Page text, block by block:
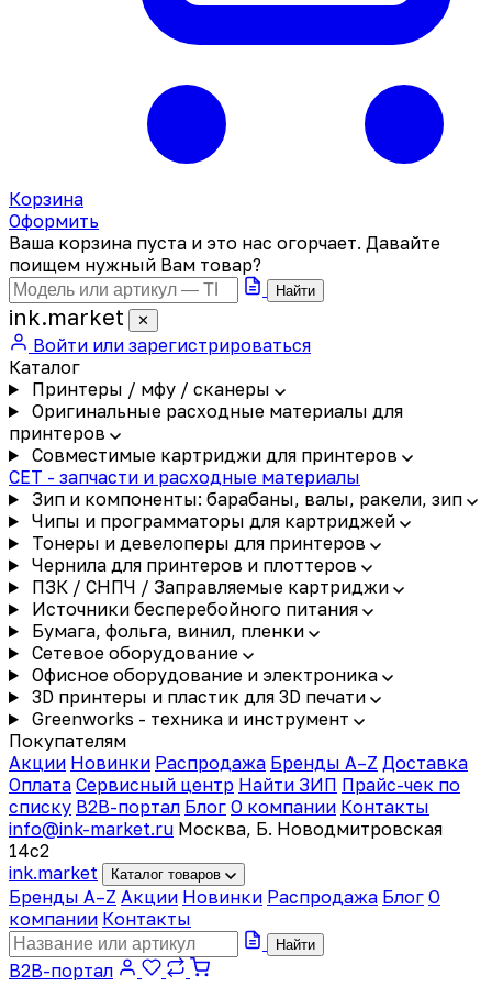
Корзина
Оформить
Ваша корзина пуста и это нас огорчает. Давайте
поищем нужный Вам товар?
Найти
ink.market ✕
Войти или зарегистрироваться
Каталог
Принтеры / мфу / сканеры
Оригинальные расходные материалы для
принтеров
Совместимые картриджи для принтеров
CET - запчасти и расходные материалы
Зип и компоненты: барабаны, валы, ракели, зип
Чипы и программаторы для картриджей
Тонеры и девелоперы для принтеров
Чернила для принтеров и плоттеров
ПЗК / СНПЧ / Заправляемые картриджи
Источники бесперебойного питания
Бумага, фольга, винил, пленки
Сетевое оборудование
Офисное оборудование и электроника
3D принтеры и пластик для 3D печати
Greenworks - техника и инструмент
Покупателям
Акции Новинки Распродажа Бренды A–Z Доставка
Оплата Сервисный центр Найти ЗИП Прайс-чек по
списку B2B-портал Блог О компании Контакты
info@ink-market.ru Москва, Б. Новодмитровская
14с2
ink.market Каталог товаров
Бренды A–Z Акции Новинки Распродажа Блог О
компании Контакты
Найти
B2B-портал